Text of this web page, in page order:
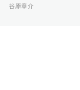
谷原章介